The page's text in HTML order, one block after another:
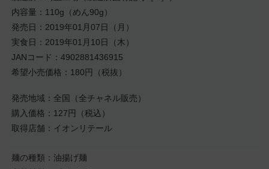
内容量：110g（めん90g）
発売日：2019年01月07日（月）
実食日：2019年01月10日（木）
JANコード：4902881436915
希望小売価格：180円（税抜）
発売地域：全国（全チャネル販売）
購入価格：127円（税込）
取得店舗：イオンリテール
麺の種類：油揚げ麺